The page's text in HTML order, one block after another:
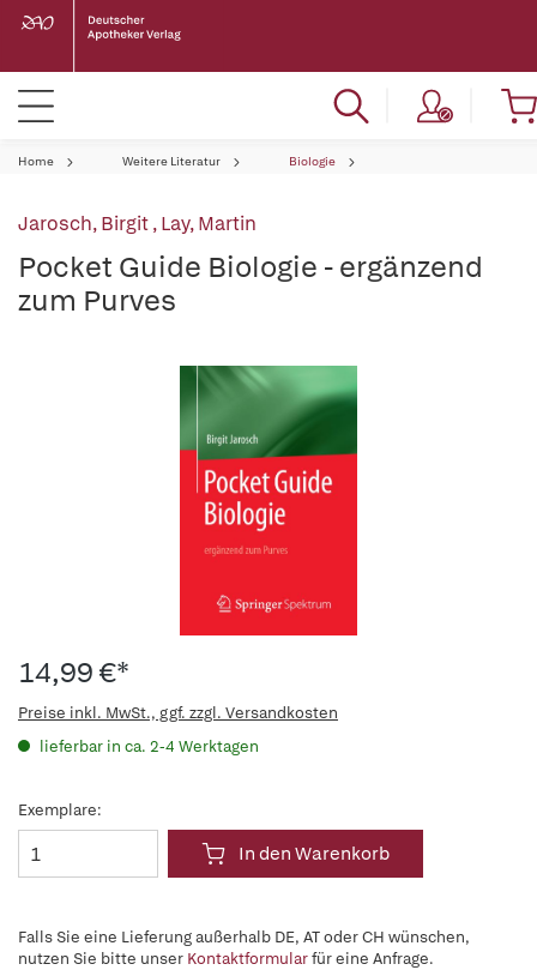
Home Weitere Literatur Biologie
Jarosch, Birgit,Lay, Martin
Pocket Guide Biologie - ergänzend
zum Purves
14,99 €*
Preise inkl. MwSt., ggf. zzgl. Versandkosten
lieferbar in ca. 2-4 Werktagen
Exemplare:
In den Warenkorb
Falls Sie eine Lieferung außerhalb DE, AT oder CH wünschen,
nutzen Sie bitte unser Kontaktformularfür eine Anfrage.